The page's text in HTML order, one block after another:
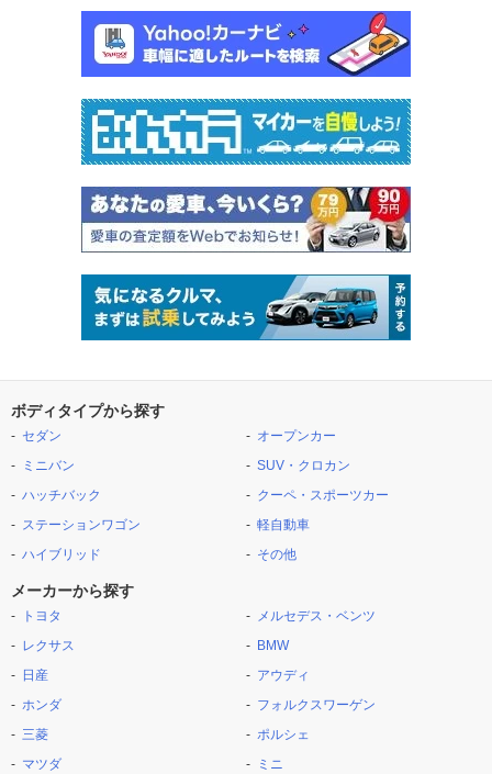
ボディタイプから探す
セダン
ミニバン
ハッチバック
ステーションワゴン
ハイブリッド
オープンカー
SUV・クロカン
クーペ・スポーツカー
軽自動車
その他
メーカーから探す
トヨタ
レクサス
日産
ホンダ
三菱
マツダ
メルセデス・ベンツ
BMW
アウディ
フォルクスワーゲン
ポルシェ
ミニ